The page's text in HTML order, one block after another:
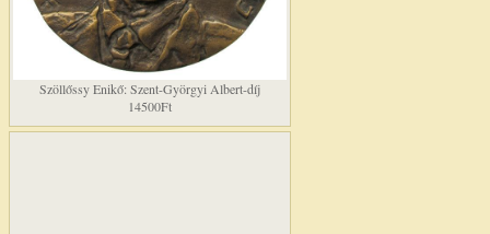
Szöllőssy Enikő: Szent-Györgyi Albert-díj
14500Ft